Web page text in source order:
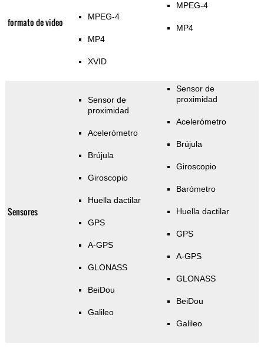
formato de video MPEG-4
MP4
XVID
MPEG-4
MP4
Sensores
Sensor de
proximidad
Acelerómetro
Brújula
Giroscopio
Huella dactilar
GPS
A-GPS
GLONASS
BeiDou
Galileo
Sensor de
proximidad
Acelerómetro
Brújula
Giroscopio
Barómetro
Huella dactilar
GPS
A-GPS
GLONASS
BeiDou
Galileo